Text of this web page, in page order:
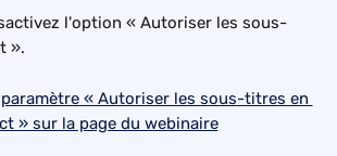
l'option « Autoriser les sous-
».